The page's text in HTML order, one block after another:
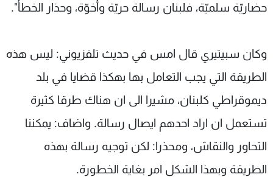
حضاريّة سلميّة، فلبنان رسالة حريّة وأخوّة، وحذار الخطأ".
وكان سبيتيري قال امس في حديث تلفزيوني: ليس هذه
الطريقة التي يجب التعامل بها بهكذا قضايا في بلد
ديموقراطي كلبنان، مشيرا الى ان هناك طرقا كثيرة
تستعمل ان اراد احدهم ايصال رسالة. واضاف: يمكننا
التحاور والنقاش، ومحذرا: لكن توجيه رسالة بهذه
الطريقة وبهذا الشكل امر بغاية الخطورة.